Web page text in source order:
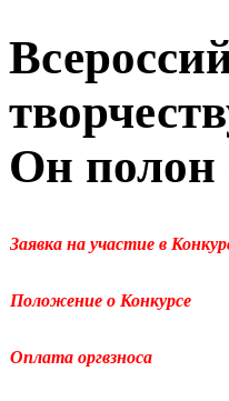
Он полон
Заявка на участие в
Оплата оргвзноса